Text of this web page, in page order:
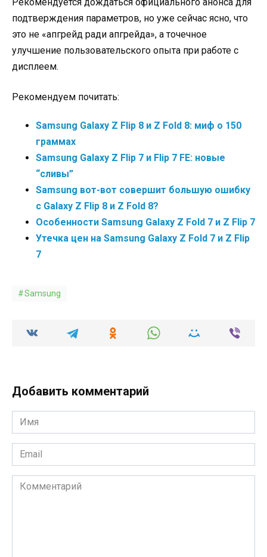
подтверждения параметров, но уже сейчас ясно, что
это не «апгрейд ради апгрейда», а точечное
улучшение пользовательского опыта при работе с
дисплеем.
Рекомендуем почитать:
Samsung Galaxy Z Flip 8 и Z Fold 8: миф о 150
граммах
Samsung Galaxy Z Flip 7 и Flip 7 FE: новые
“сливы”
Samsung вот-вот совершит большую ошибку
с Galaxy Z Flip 8 и Z Fold 8?
Особенности Samsung Galaxy Z Fold 7 и Z Flip 7
Утечка цен на Samsung Galaxy Z Fold 7 и Z Flip
7
Samsung
Добавить комментарий
Имя
*
Email
*
Комментарий